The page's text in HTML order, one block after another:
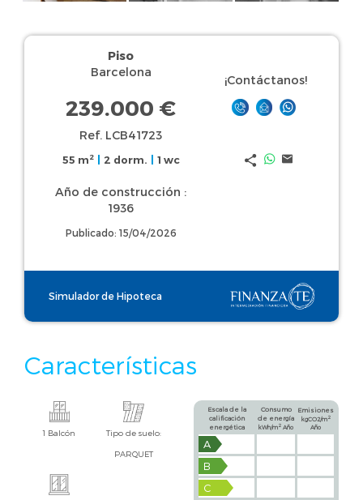
Piso
Barcelona
239.000 €
Ref. LCB41723
55 m2 2 dorm. 1 wc
Año de construcción :
1936
Publicado: 15/04/2026
¡Contáctanos!
Simulador de Hipoteca
Características
1 Balcón Tipo de suelo:
PARQUET
Escala de la
calificación
energética
Consumo
de energía
kWh/m2 Año
Emisiones
kgCO2/m 2
Año
A
B
C